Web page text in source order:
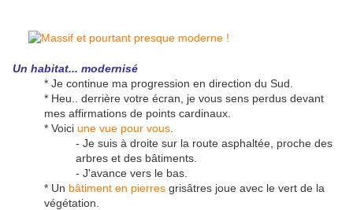
Un habitat... modernisé
* Je continue ma progression en direction du Sud.
* Heu.. derrière votre écran, je vous sens perdus devant
mes affirmations de points cardinaux.
* Voici une vue pour vous
- Je suis à droite sur la route asphaltée, proche des
arbres et des bâtiments.
- J'avance vers le bas.
* Un bâtiment en pierres grisâtres joue avec le vert de la
végétation.